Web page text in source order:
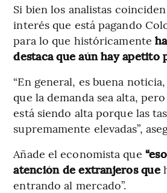
Si bien los analistas
interés que está pagando
para lo que históricamente
destaca que aún hay apetito
“En general, es buena
que la demanda sea alta,
está siendo alta porque las
supremamente elevadas”,
Añade el economista que
atención de extranjeros que
entrando al mercado”.